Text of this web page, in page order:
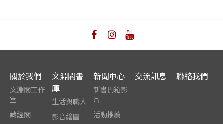
關於我們
文淵閣工作
室
藏經閣
文淵閣書
庫
生活與職人
影音繪圖
新聞中心
新書開箱影
片
活動推薦
交流訊息 聯絡我們